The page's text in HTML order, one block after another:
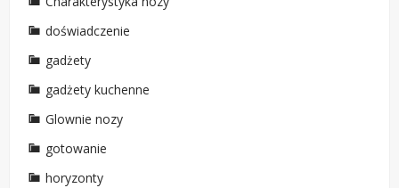
doświadczenie
gadżety
gadżety kuchenne
Glownie nozy
gotowanie
horyzonty